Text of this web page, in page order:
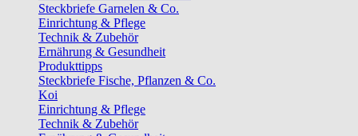
Steckbriefe Garnelen & Co.
Einrichtung & Pflege
Technik & Zubehör
Ernährung & Gesundheit
Produkttipps
Steckbriefe Fische, Pflanzen & Co.
Koi
Einrichtung & Pflege
Technik & Zubehör